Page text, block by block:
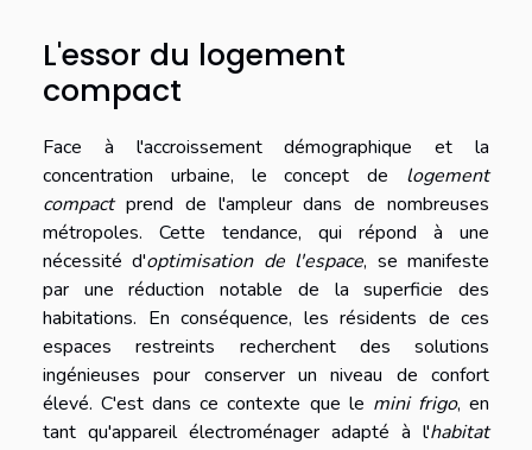
L'essor du logement
compact
Face à l'accroissement démographique et la
concentration urbaine, le concept de logement
compactprend de l'ampleur dans de nombreuses
métropoles. Cette tendance, qui répond à une
nécessité d'optimisation de l'espace, se manifeste
par une réduction notable de la superficie des
habitations. En conséquence, les résidents de ces
espaces restreints recherchent des solutions
ingénieuses pour conserver un niveau de confort
élevé. C'est dans ce contexte que le mini frigo, en
tant qu'appareil électroménager adapté à l'habitat